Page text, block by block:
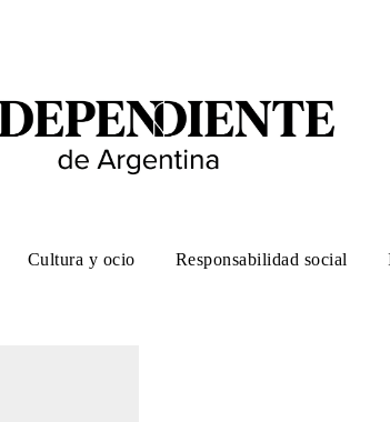
Cultura y ocio Responsabilidad social